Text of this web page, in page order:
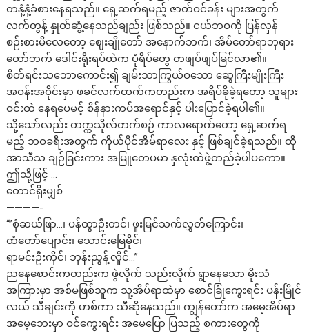
တနုံ့နုံ့ခံစားနေရသည်။ ရှေ့ဆက်ရမည့် ဇာတ်ဝင်ခန်း များအတွက်
လက်တွန့် နှုတ်ဆွံ့နေသည်ချည်း ဖြစ်သည်။ ငယ်ဘဝကို ပြန်လှန်
စဉ်းစားမိလေတော့ ဈေးချိုတော် အနောက်ဘက်၊ အိမ်တော်ရာဘုရား
တော်ဘက် ဒေါင်းရိုးရပ်ထဲက ပုံရိပ်တွေ တဖျပ်ဖျပ်မြင်လာ၏။
စိတ်ရင်းသဘောကောင်း၍ ချမ်းသာကြွယ်ဝသော ဆွေကြီးမျိုးကြီး
အဝန်းအဝိုင်းမှာ ဖခင်လက်ထက်ကတည်းက အရိပ်ခိုခဲ့ရတော့ သူများ
ဝင်းထဲ နေရပေမင့် စိန်နားကပ်အရောင်နှင့် ပါးပြောင်ခဲ့ရပါ၏။
သို့သော်လည်း တက္ကသိုလ်တက်စဉ် ကာလရောက်တော့ ရှေ့ဆက်ရ
မည့် ဘဝခရီးအတွက် ကိုယ်ပိုင်အိမ်ရာလေး နှင့် ဖြစ်ချင်ခဲ့ရသည်။ ထို
အာသီသ ချဉ်ခြင်းကား အမြူတေပမာ နှလုံးထဲဖွဲ့တည်ခဲ့ပါပကော။
ဤသို့ဖြင့် …
တောင်ရိုးမျှစ်
————-
“”စုံဆယ်ဖြာ…၊ ပန်ထွာဦးတင်၊ ဖူးမြင်သက်လွှတ်ကြောင်း၊
ထံတော်ပျောင်း၊ သောင်းမြေမိုင်၊
ရာမင်းဦးကိုင်၊ ဘုန်းညွန့်လှိုင်…”
ညနေစောင်းကတည်းက ဖွဲလိုက် သည်းလိုက် ရွာနေသော မိုးသံ
အကြားမှာ အစ်မဖြစ်သူက သူ့အိပ်ရာထဲမှာ စောင်ခြုံကွေးရင်း ပန်းမြိုင်
လယ် သီချင်းကို ဟစ်ကာ သီဆိုနေသည်။ ကျွန်တော်က အမေ့အိပ်ရာ
အမေ့ဘေးမှာ ဝင်ကွေးရင်း အမေပြော ပြသည့် စကားတွေကို